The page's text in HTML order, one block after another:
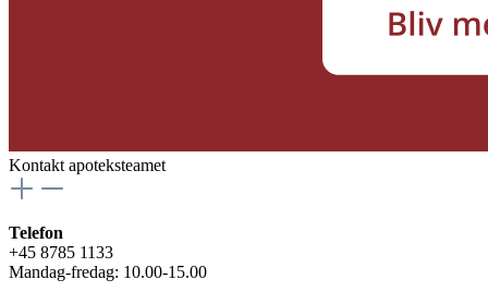
Kontakt apoteksteamet
Telefon
+45 8785 1133
Mandag-fredag: 10.00-15.00